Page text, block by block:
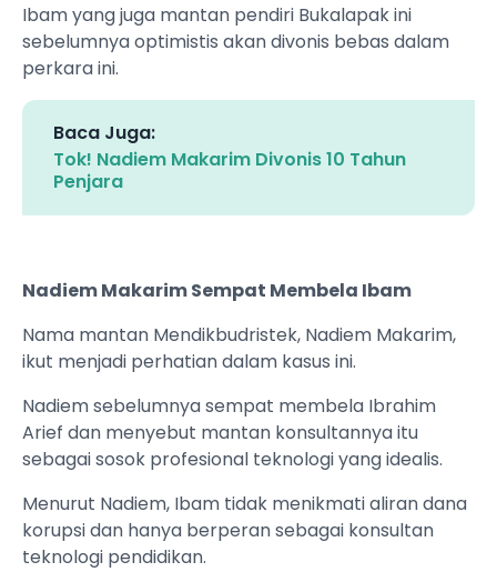
Ibam yang juga mantan pendiri Bukalapak ini
sebelumnya optimistis akan divonis bebas dalam
perkara ini.
Baca Juga:
Tok! Nadiem Makarim Divonis 10 Tahun
Penjara
Nadiem Makarim Sempat Membela Ibam
Nama mantan Mendikbudristek, Nadiem Makarim,
ikut menjadi perhatian dalam kasus ini.
Nadiem sebelumnya sempat membela Ibrahim
Arief dan menyebut mantan konsultannya itu
sebagai sosok profesional teknologi yang idealis.
Menurut Nadiem, Ibam tidak menikmati aliran dana
korupsi dan hanya berperan sebagai konsultan
teknologi pendidikan.